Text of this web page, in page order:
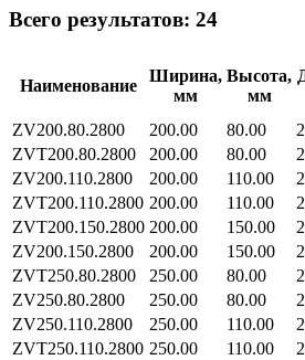
Всего результатов: 24
Наименование
Ширина,
мм
Высота,
мм
ZV200.80.2800
200.00 80.00
ZVT200.80.2800
200.00 80.00
ZV200.110.2800
200.00 110.00
ZVT200.110.2800 200.00 110.00
ZVT200.150.2800 200.00 150.00
ZV200.150.2800
200.00 150.00
ZVT250.80.2800
250.00 80.00
ZV250.80.2800
250.00 80.00
ZV250.110.2800
250.00 110.00
ZVT250.110.2800 250.00 110.00